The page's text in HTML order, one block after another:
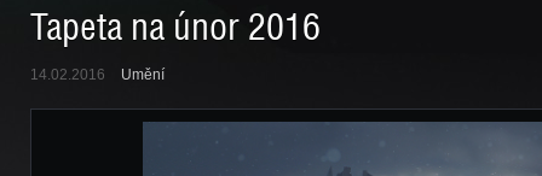
Tapeta na únor 2016
14.02.2016 Umění